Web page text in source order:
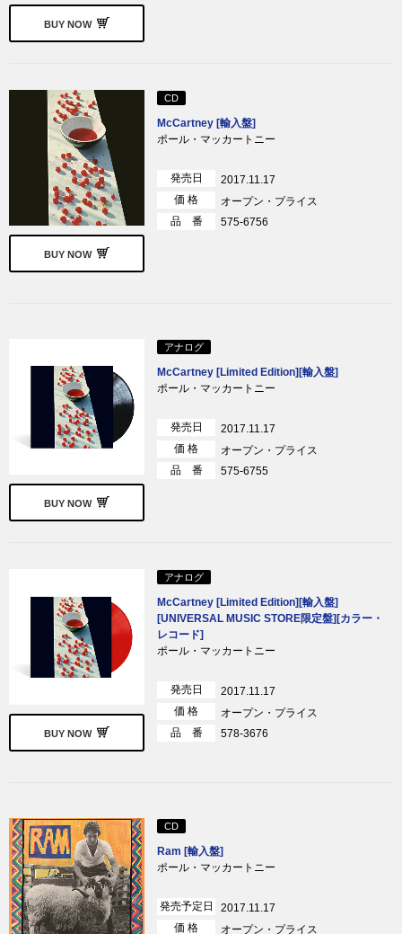
BUY NOW
BUY NOW
CD
McCartney [輸入盤]
ポール・マッカートニー
発売日
2017.11.17
価 格
オープン・プライス
品 番
575-6756
BUY NOW
アナログ
McCartney [Limited Edition][輸入盤]
ポール・マッカートニー
発売日
2017.11.17
価 格
オープン・プライス
品 番
575-6755
BUY NOW
アナログ
McCartney [Limited Edition][輸入盤]
[UNIVERSAL MUSIC STORE限定盤][カラー・
レコード]
ポール・マッカートニー
発売日
2017.11.17
価 格
オープン・プライス
品 番
578-3676
CD
Ram [輸入盤]
ポール・マッカートニー
発売予定日
2017.11.17
価 格
オープン・プライス